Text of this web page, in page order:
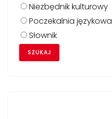
Niezbędnik kulturowy
Poczekalnia językowa
Słownik